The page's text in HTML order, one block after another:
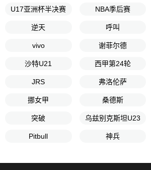
U17亚洲杯半决赛 NBA季后赛
逆天 呼叫
vivo 谢菲尔德
沙特U21 西甲第24轮
JRS 弗洛伦萨
挪女甲 桑德斯
突破 乌兹别克斯坦U23
Pitbull 神兵